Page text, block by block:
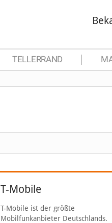
TELLERRAND
T-Mobile
T-Mobile ist der größte
Mobilfunkanbieter Deutschlands.